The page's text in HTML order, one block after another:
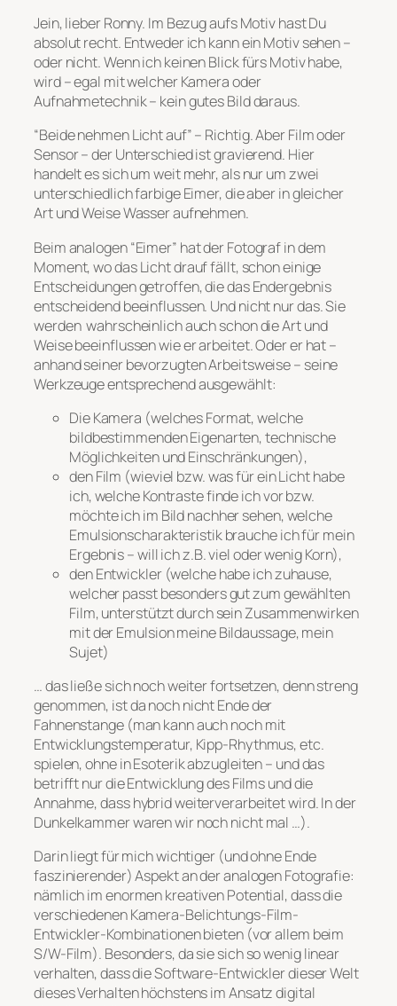
Jein, lieber Ronny. Im Bezug aufs Motiv hast Du
absolut recht. Entweder ich kann ein Motiv sehen –
oder nicht. Wenn ich keinen Blick fürs Motiv habe,
wird – egal mit welcher Kamera oder
Aufnahmetechnik – kein gutes Bild daraus.
“Beide nehmen Licht auf” – Richtig. Aber Film oder
Sensor – der Unterschied ist gravierend. Hier
handelt es sich um weit mehr, als nur um zwei
unterschiedlich farbige Eimer, die aber in gleicher
Art und Weise Wasser aufnehmen.
Beim analogen “Eimer” hat der Fotograf in dem
Moment, wo das Licht drauf fällt, schon einige
Entscheidungen getroffen, die das Endergebnis
entscheidend beeinflussen. Und nicht nur das. Sie
werden wahrscheinlich auch schon die Art und
Weise beeinflussen wie er arbeitet. Oder er hat –
anhand seiner bevorzugten Arbeitsweise – seine
Werkzeuge entsprechend ausgewählt:
Die Kamera (welches Format, welche
bildbestimmenden Eigenarten, technische
Möglichkeiten und Einschränkungen),
den Film (wieviel bzw. was für ein Licht habe
ich, welche Kontraste finde ich vor bzw.
möchte ich im Bild nachher sehen, welche
Emulsionscharakteristik brauche ich für mein
Ergebnis – will ich z.B. viel oder wenig Korn),
den Entwickler (welche habe ich zuhause,
welcher passt besonders gut zum gewählten
Film, unterstützt durch sein Zusammenwirken
mit der Emulsion meine Bildaussage, mein
Sujet)
… das ließe sich noch weiter fortsetzen, denn streng
genommen, ist da noch nicht Ende der
Fahnenstange (man kann auch noch mit
Entwicklungstemperatur, Kipp-Rhythmus, etc.
spielen, ohne in Esoterik abzugleiten – und das
betrifft nur die Entwicklung des Films und die
Annahme, dass hybrid weiterverarbeitet wird. In der
Dunkelkammer waren wir noch nicht mal …).
Darin liegt für mich wichtiger (und ohne Ende
faszinierender) Aspekt an der analogen Fotografie:
nämlich im enormen kreativen Potential, dass die
verschiedenen Kamera-Belichtungs-Film-
Entwickler-Kombinationen bieten (vor allem beim
S/W-Film). Besonders, da sie sich so wenig linear
verhalten, dass die Software-Entwickler dieser Welt
dieses Verhalten höchstens im Ansatz digital